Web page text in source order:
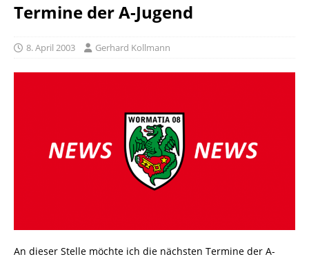
Termine der A-Jugend
8. April 2003 Gerhard Kollmann
An dieser Stelle möchte ich die nächsten Termine der A-